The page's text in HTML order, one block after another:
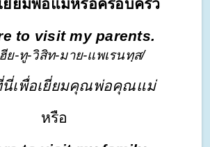
ยี่ยมพ่อแม่หรือครอบครัว
to visit my parents.
ย-ทู-วิสิท-มาย-แพเรนทฺส/
เพื่อเยี่ยมคุณพ่อคุณแม่
หรือ